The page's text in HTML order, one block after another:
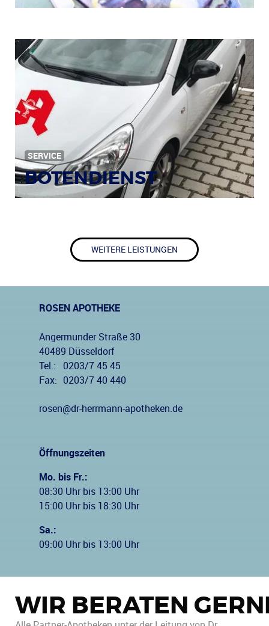
SERVICE
BOTENDIENST
WEITERE LEISTUNGEN
ROSEN APOTHEKE
Angermunder Straße 30
40489 Düsseldorf
Tel.:
0203/7 45 45
Fax:
0203/7 40 440
rosen@dr-herrmann-apotheken.de
Öffnungszeiten
Mo. bis Fr.:
08:30 Uhr bis 13:00 Uhr
15:00 Uhr bis 18:30 Uhr
Sa.:
09:00 Uhr bis 13:00 Uhr
WIR BERATEN